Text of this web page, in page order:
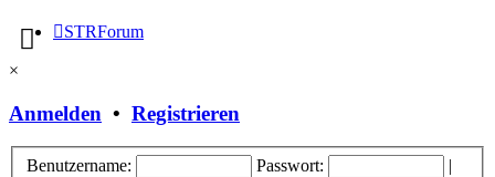
STRForum
×
Anmelden • Registrieren
Benutzername: Passwort:
|